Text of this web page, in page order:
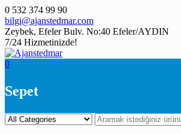
Skip
to
content
0 532 374 99 90
bilgi@ajanstedmar.com
Zeybek, Efeler Bulv. No:40 Efeler/AYDIN
7/24 Hizmetinizde!
0
Sepet